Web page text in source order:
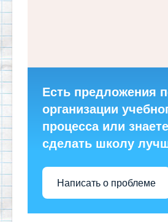
Есть предложения
организации
процесса или
сделать школу
Написать о проблеме